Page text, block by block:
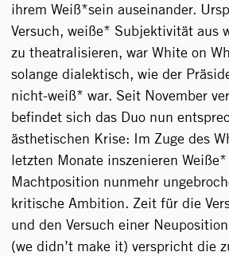
ihrem Weiß*sein auseinander.
Versuch, weiße* Subjektivität aus
zu theatralisieren, war White on
solange dialektisch, wie der
nicht-weiß* war. Seit November
befindet sich das Duo nun
ästhetischen Krise: Im Zuge des
letzten Monate inszenieren
Machtposition nunmehr
kritische Ambition. Zeit für die
und den Versuch einer
(we didn’t make it) verspricht die